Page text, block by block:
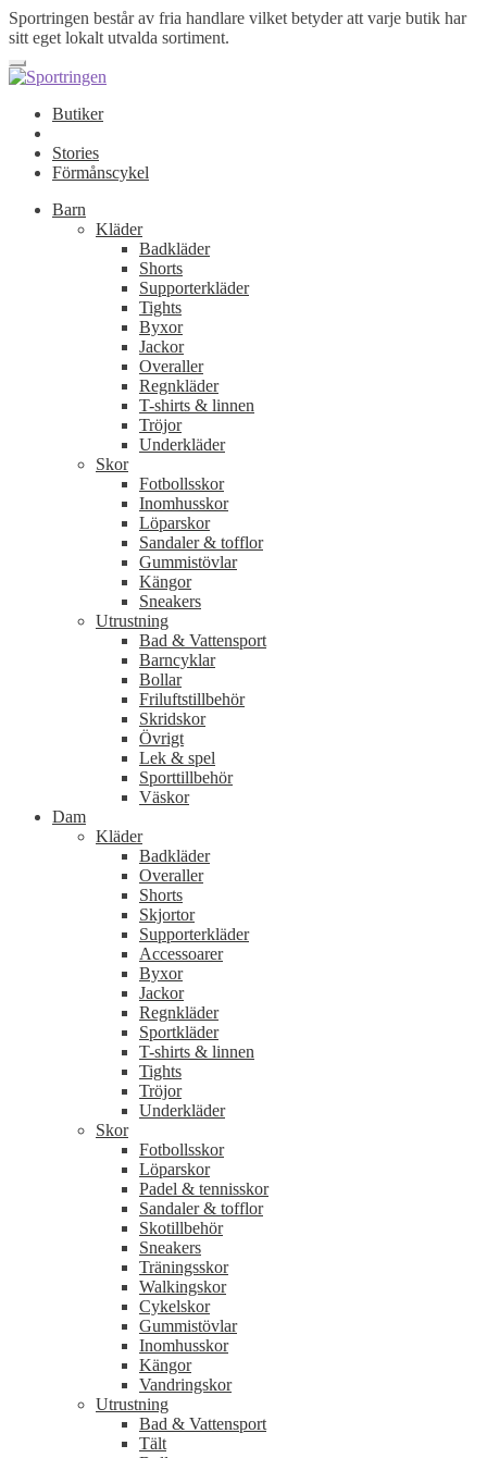
Sportringen består av fria handlare vilket betyder att varje butik har
sitt eget lokalt utvalda sortiment.
Butiker
Stories
Förmånscykel
Barn
Kläder
Badkläder
Shorts
Supporterkläder
Tights
Byxor
Jackor
Overaller
Regnkläder
T-shirts & linnen
Tröjor
Underkläder
Skor
Fotbollsskor
Inomhusskor
Löparskor
Sandaler & tofflor
Gummistövlar
Kängor
Sneakers
Utrustning
Bad & Vattensport
Barncyklar
Bollar
Friluftstillbehör
Skridskor
Övrigt
Lek & spel
Sporttillbehör
Väskor
Dam
Kläder
Badkläder
Overaller
Shorts
Skjortor
Supporterkläder
Accessoarer
Byxor
Jackor
Regnkläder
Sportkläder
T-shirts & linnen
Tights
Tröjor
Underkläder
Skor
Fotbollsskor
Löparskor
Padel & tennisskor
Sandaler & tofflor
Skotillbehör
Sneakers
Träningsskor
Walkingskor
Cykelskor
Gummistövlar
Inomhusskor
Kängor
Vandringskor
Utrustning
Bad & Vattensport
Tält